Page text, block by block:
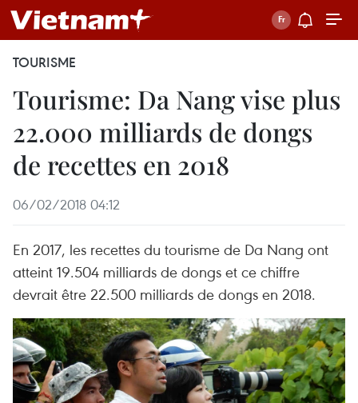
TOURISME
Tourisme: Da Nang vise plus
22.000 milliards de dongs
de recettes en 2018
06/02/2018 04:12
En 2017, les recettes du tourisme de Da Nang ont
atteint 19.504 milliards de dongs et ce chiffre
devrait être 22.500 milliards de dongs en 2018.